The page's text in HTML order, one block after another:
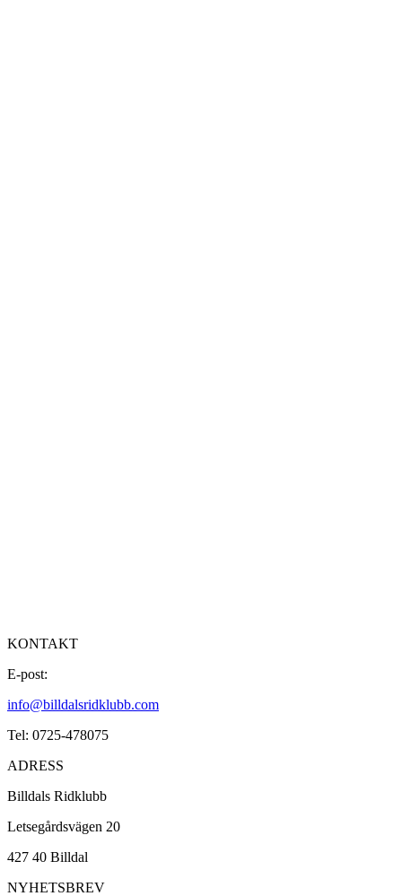
KONTAKT
E-post:
info@billdalsridklubb.com
Tel: 0725-478075
ADRESS
Billdals Ridklubb
Letsegårdsvägen 20
427 40 Billdal
NYHETSBREV